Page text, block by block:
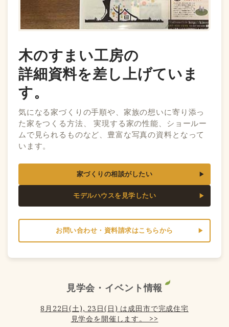
木のすまい工房の
詳細資料を差し上げていま
す。
気になる家づくりの手順や、家族の想いに寄り添っ
た家をつくる方法、 実現する家の性能、ショールー
ムで見られるものなど、豊富な写真の資料となって
います。
家づくりの相談がしたい
モデルハウスを見学したい
お問い合わせ・資料請求はこちらから
見学会・イベント情報
8月22日(土), 23日(日) は成田市で完成住宅
見学会を開催します。 >>